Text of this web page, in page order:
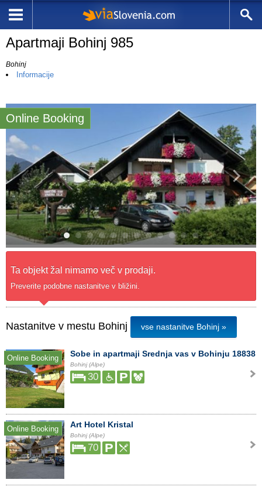
Apartmaji Bohinj 985
Bohinj
Informacije
Online Booking
Ta objekt žal nimamo več v prodaji.
Preverite podobne nastanitve v bližini.
Nastanitve v mestu Bohinj vse nastanitve Bohinj »
Online Booking Sobe in apartmaji Srednja vas v Bohinju 18838
Bohinj (Alpe)
30
Online Booking Art Hotel Kristal
Bohinj (Alpe)
70